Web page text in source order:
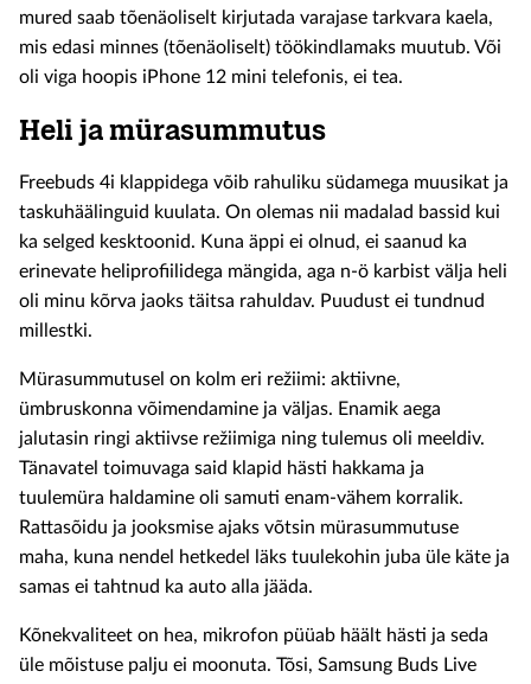
mured saab tõenäoliselt kirjutada varajase tarkvara kaela,
mis edasi minnes (tõenäoliselt) töökindlamaks muutub. Või
oli viga hoopis iPhone 12 mini telefonis, ei tea.
Heli ja mürasummutus
Freebuds 4i klappidega võib rahuliku südamega muusikat ja
taskuhäälinguid kuulata. On olemas nii madalad bassid kui
ka selged kesktoonid. Kuna äppi ei olnud, ei saanud ka
erinevate heliprofiilidega mängida, aga n-ö karbist välja heli
oli minu kõrva jaoks täitsa rahuldav. Puudust ei tundnud
millestki.
Mürasummutusel on kolm eri režiimi: aktiivne,
ümbruskonna võimendamine ja väljas. Enamik aega
jalutasin ringi aktiivse režiimiga ning tulemus oli meeldiv.
Tänavatel toimuvaga said klapid hästi hakkama ja
tuulemüra haldamine oli samuti enam-vähem korralik.
Rattasõidu ja jooksmise ajaks võtsin mürasummutuse
maha, kuna nendel hetkedel läks tuulekohin juba üle käte ja
samas ei tahtnud ka auto alla jääda.
Kõnekvaliteet on hea, mikrofon püüab häält hästi ja seda
üle mõistuse palju ei moonuta. Tõsi, Samsung Buds Live